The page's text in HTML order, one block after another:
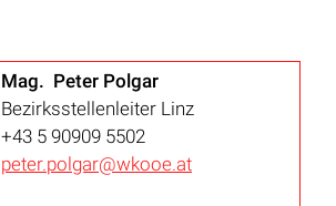
Mag. Peter Polgar
Bezirksstellenleiter Linz
+43 5 90909 5502
peter.polgar@wkooe.at